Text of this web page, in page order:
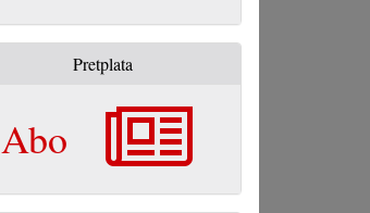
Pretplata
Abo